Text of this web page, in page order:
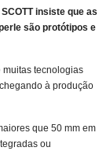
SCOTT insiste que as
são protótipos e
muitas tecnologias
à produção
que 50 mm em
ou